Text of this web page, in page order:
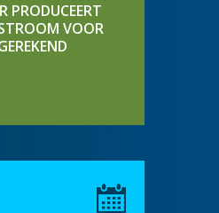
PRODUCEERT
VOOR